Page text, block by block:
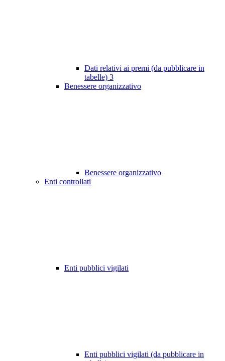
Dati relativi ai premi (da pubblicare in
tabelle) 3
Benessere organizzativo
Benessere organizzativo
Enti controllati
Enti pubblici vigilati
Enti pubblici vigilati (da pubblicare in